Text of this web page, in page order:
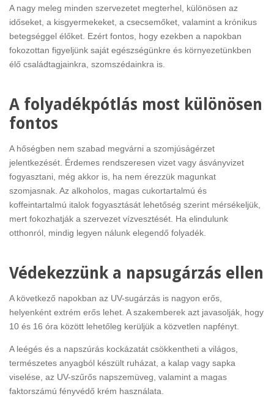
A nagy meleg minden szervezetet megterhel, különösen az
időseket, a kisgyermekeket, a csecsemőket, valamint a krónikus
betegséggel élőket. Ezért fontos, hogy ezekben a napokban
fokozottan figyeljünk saját egészségünkre és környezetünkben
élő családtagjainkra, szomszédainkra is.
A folyadékpótlás most különösen
fontos
A hőségben nem szabad megvárni a szomjúságérzet
jelentkezését. Érdemes rendszeresen vizet vagy ásványvizet
fogyasztani, még akkor is, ha nem érezzük magunkat
szomjasnak. Az alkoholos, magas cukortartalmú és
koffeintartalmú italok fogyasztását lehetőség szerint mérsékeljük,
mert fokozhatják a szervezet vízvesztését. Ha elindulunk
otthonról, mindig legyen nálunk elegendő folyadék.
Védekezzünk a napsugárzás ellen
A következő napokban az UV-sugárzás is nagyon erős,
helyenként extrém erős lehet. A szakemberek azt javasolják, hogy
10 és 16 óra között lehetőleg kerüljük a közvetlen napfényt.
A leégés és a napszúrás kockázatát csökkentheti a világos,
természetes anyagból készült ruházat, a kalap vagy sapka
viselése, az UV-szűrős napszemüveg, valamint a magas
faktorszámú fényvédő krém használata.